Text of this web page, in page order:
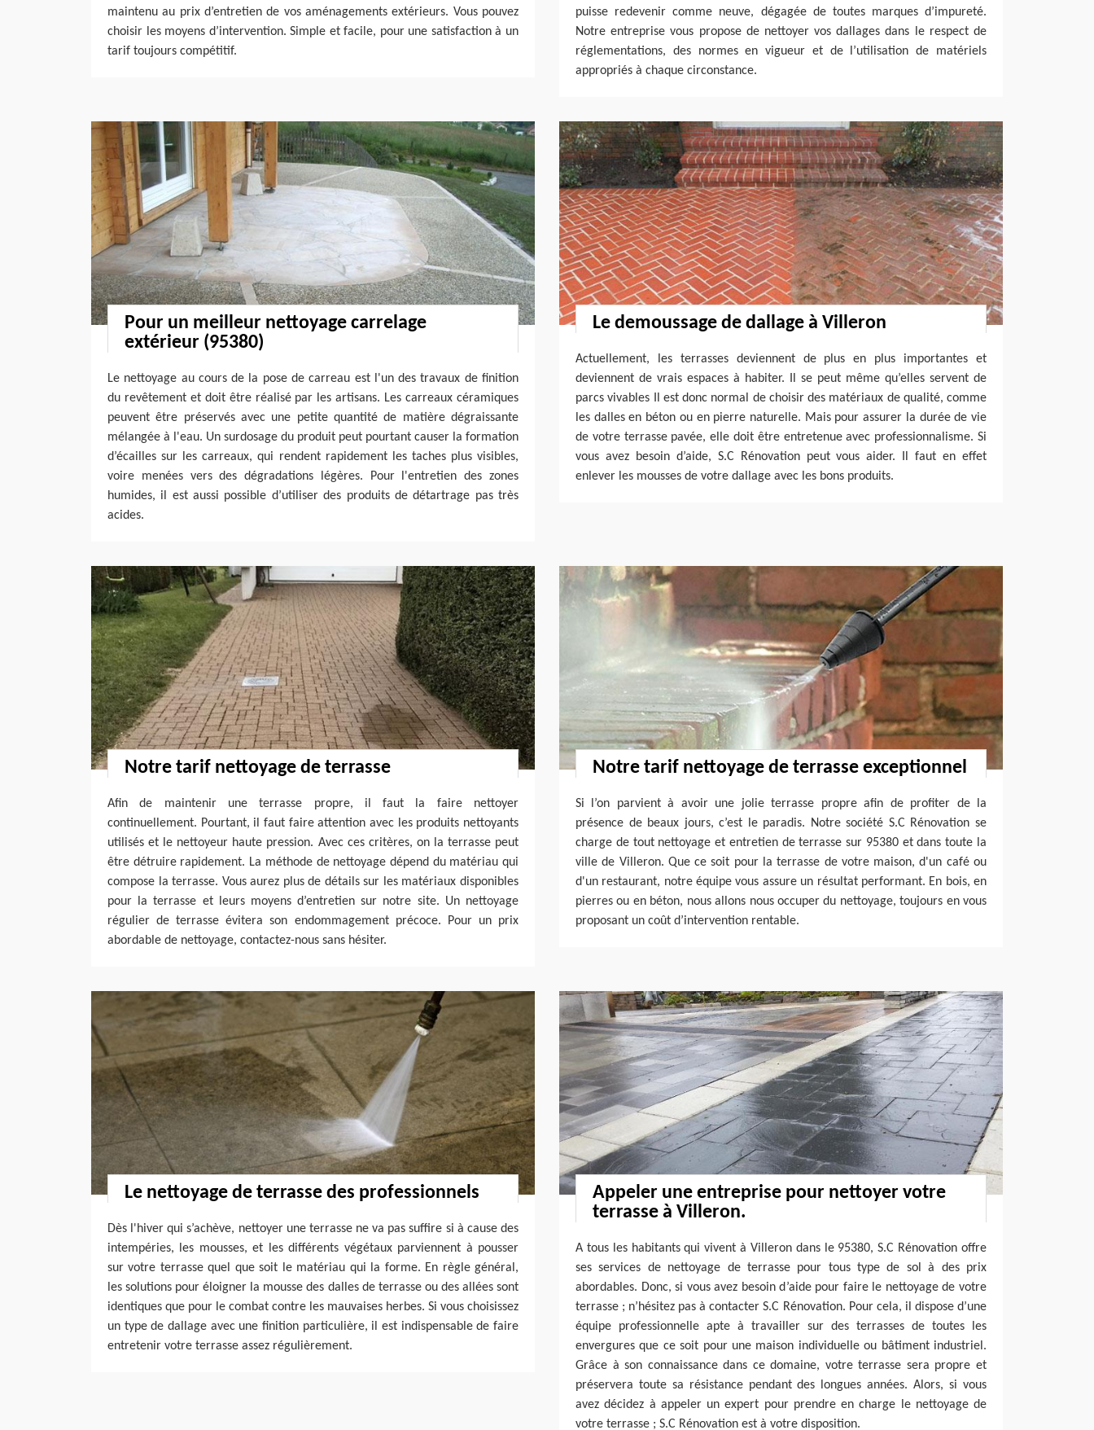
maintenu au prix d’entretien de vos aménagements extérieurs. Vous pouvez
choisir les moyens d’intervention. Simple et facile, pour une satisfaction à un
tarif toujours compétitif.
puisse redevenir comme neuve, dégagée de toutes marques d’impureté.
Notre entreprise vous propose de nettoyer vos dallages dans le respect de
réglementations, des normes en vigueur et de l’utilisation de matériels
appropriés à chaque circonstance.
Pour un meilleur nettoyage carrelage
extérieur (95380)
Le nettoyage au cours de la pose de carreau est l'un des travaux de finition
du revêtement et doit être réalisé par les artisans. Les carreaux céramiques
peuvent être préservés avec une petite quantité de matière dégraissante
mélangée à l'eau. Un surdosage du produit peut pourtant causer la formation
d’écailles sur les carreaux, qui rendent rapidement les taches plus visibles,
voire menées vers des dégradations légères. Pour l'entretien des zones
humides, il est aussi possible d’utiliser des produits de détartrage pas très
acides.
Le demoussage de dallage à Villeron
Actuellement, les terrasses deviennent de plus en plus importantes et
deviennent de vrais espaces à habiter. Il se peut même qu’elles servent de
parcs vivables Il est donc normal de choisir des matériaux de qualité, comme
les dalles en béton ou en pierre naturelle. Mais pour assurer la durée de vie
de votre terrasse pavée, elle doit être entretenue avec professionnalisme. Si
vous avez besoin d’aide, S.C Rénovation peut vous aider. Il faut en effet
enlever les mousses de votre dallage avec les bons produits.
Notre tarif nettoyage de terrasse
Afin de maintenir une terrasse propre, il faut la faire nettoyer
continuellement. Pourtant, il faut faire attention avec les produits nettoyants
utilisés et le nettoyeur haute pression. Avec ces critères, on la terrasse peut
être détruire rapidement. La méthode de nettoyage dépend du matériau qui
compose la terrasse. Vous aurez plus de détails sur les matériaux disponibles
pour la terrasse et leurs moyens d’entretien sur notre site. Un nettoyage
régulier de terrasse évitera son endommagement précoce. Pour un prix
abordable de nettoyage, contactez-nous sans hésiter.
Notre tarif nettoyage de terrasse exceptionnel
Si l’on parvient à avoir une jolie terrasse propre afin de profiter de la
présence de beaux jours, c’est le paradis. Notre société S.C Rénovation se
charge de tout nettoyage et entretien de terrasse sur 95380 et dans toute la
ville de Villeron. Que ce soit pour la terrasse de votre maison, d'un café ou
d'un restaurant, notre équipe vous assure un résultat performant. En bois, en
pierres ou en béton, nous allons nous occuper du nettoyage, toujours en vous
proposant un coût d’intervention rentable.
Le nettoyage de terrasse des professionnels
Dès l'hiver qui s’achève, nettoyer une terrasse ne va pas suffire si à cause des
intempéries, les mousses, et les différents végétaux parviennent à pousser
sur votre terrasse quel que soit le matériau qui la forme. En règle général,
les solutions pour éloigner la mousse des dalles de terrasse ou des allées sont
identiques que pour le combat contre les mauvaises herbes. Si vous choisissez
un type de dallage avec une finition particulière, il est indispensable de faire
entretenir votre terrasse assez régulièrement.
Appeler une entreprise pour nettoyer votre
terrasse à Villeron.
A tous les habitants qui vivent à Villeron dans le 95380, S.C Rénovation offre
ses services de nettoyage de terrasse pour tous type de sol à des prix
abordables. Donc, si vous avez besoin d’aide pour faire le nettoyage de votre
terrasse ; n’hésitez pas à contacter S.C Rénovation. Pour cela, il dispose d’une
équipe professionnelle apte à travailler sur des terrasses de toutes les
envergures que ce soit pour une maison individuelle ou bâtiment industriel.
Grâce à son connaissance dans ce domaine, votre terrasse sera propre et
préservera toute sa résistance pendant des longues années. Alors, si vous
avez décidez à appeler un expert pour prendre en charge le nettoyage de
votre terrasse ; S.C Rénovation est à votre disposition.